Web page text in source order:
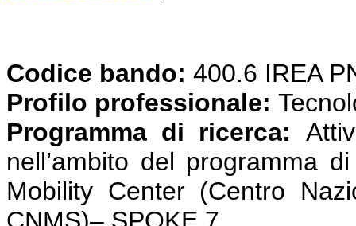
Codice bando: 400.6 IREA
Profilo professionale:
Programma di ricerca:
nell’ambito del programma
Mobility Center (Centro